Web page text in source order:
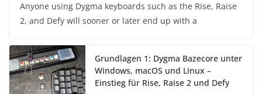
Anyone using Dygma keyboards such as the Rise, Raise
2, and Defy will sooner or later end up with a
Grundlagen 1: Dygma Bazecore unter
Windows, macOS und Linux –
Einstieg für Rise, Raise 2 und Defy